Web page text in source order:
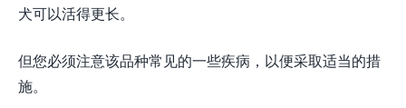
犬可以活得更长。
但您必须注意该品种常见的一些疾病，以便采取适当的措
施。